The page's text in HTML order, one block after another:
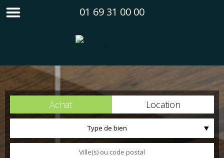
01 69 31 00 00
Achat Location
Type de bien